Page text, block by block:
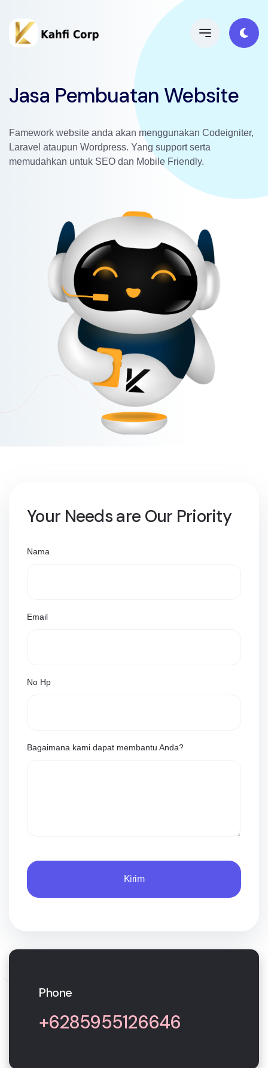
Jasa Pembuatan Website
Famework website anda akan menggunakan Codeigniter,
Laravel ataupun Wordpress. Yang support serta
memudahkan untuk SEO dan Mobile Friendly.
Your Needs are Our Priority
Nama
Email
No Hp
Bagaimana kami dapat membantu Anda?
Kirim
Phone
+6285955126646